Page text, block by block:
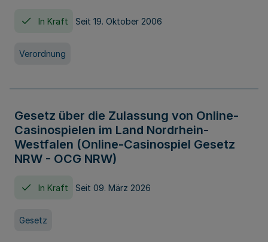
In Kraft Seit 19. Oktober 2006
Verordnung
Gesetz über die Zulassung von Online-
Casinospielen im Land Nordrhein-
Westfalen (Online-Casinospiel Gesetz
NRW - OCG NRW)
In Kraft Seit 09. März 2026
Gesetz